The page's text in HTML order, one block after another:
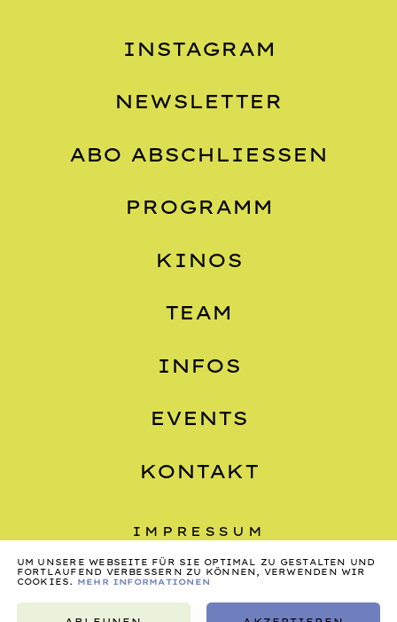
INSTAGRAM
NEWSLETTER
ABO ABSCHLIESSEN
PROGRAMM
KINOS
TEAM
INFOS
EVENTS
KONTAKT
IMPRESSUM
DATENSCHUTZ
AGB
UM UNSERE WEBSEITE FÜR SIE OPTIMAL ZU GESTALTEN UND
FORTLAUFEND VERBESSERN ZU KÖNNEN, VERWENDEN WIR
COOKIES.
MEHR INFORMATIONEN